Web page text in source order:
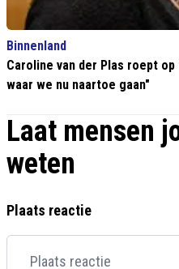
Binnenland
Caroline van der Plas roept
waar we nu naartoe gaan"
Laat mensen
weten
Plaats reactie